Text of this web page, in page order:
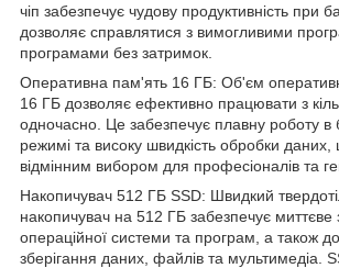
чіп забезпечує чудову продуктивність при
дозволяє справлятися з вимогливими
програмами без затримок.
Оперативна пам'ять 16 ГБ: Об'єм
16 ГБ дозволяє ефективно працювати з
одночасно. Це забезпечує плавну роботу в
режимі та високу швидкість обробки
відмінним вибором для професіоналів та
Накопичувач 512 ГБ SSD: Швидкий
накопичувач на 512 ГБ забезпечує миттєве
операційної системи та програм, а також
зберігання даних, файлів та мультимедіа.